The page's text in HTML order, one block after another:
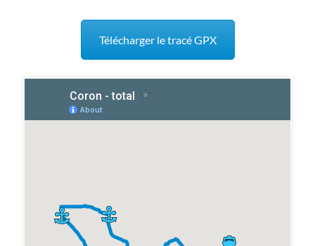
Télécharger le tracé GPX